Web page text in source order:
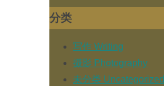
分类
写作 Writing
摄影 Photography
未分类 Uncategorized